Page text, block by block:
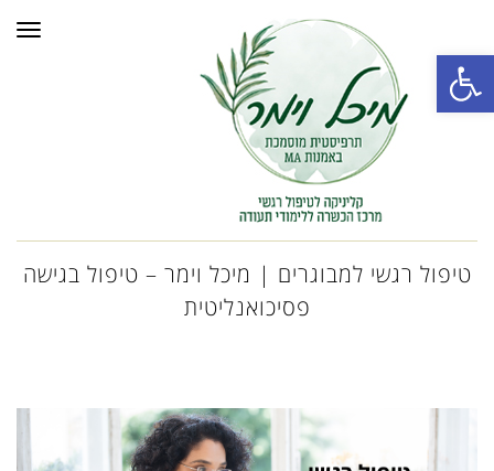
פתח סרגל נגישות
טיפול רגשי למבוגרים | מיכל וימר – טיפול בגישה
פסיכואנליטית